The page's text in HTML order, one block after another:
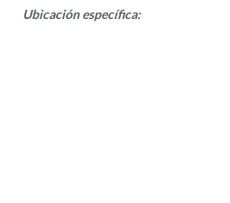
Ubicación específica: